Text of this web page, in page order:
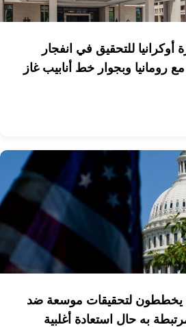
أوكرانيا للتحقيق في انفجار
وبجوار خط أنابيب غاز
يخططون لتحقيقات موسعة ضد
به حال استعادة أغلبية